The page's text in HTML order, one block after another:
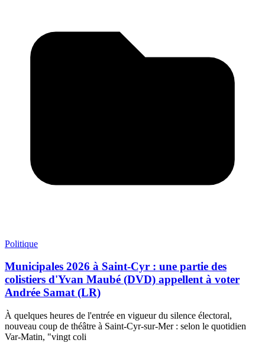
Politique
Municipales 2026 à Saint-Cyr : une partie des
colistiers d'Yvan Maubé (DVD) appellent à voter
Andrée Samat (LR)
À quelques heures de l'entrée en vigueur du silence électoral,
nouveau coup de théâtre à Saint-Cyr-sur-Mer : selon le quotidien
Var-Matin, "vingt coli